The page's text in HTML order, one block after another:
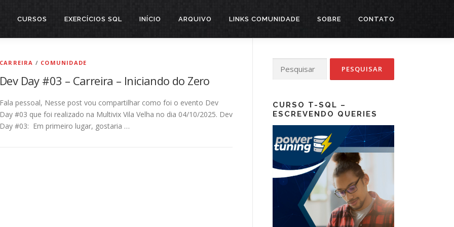
CURSOS EXERCÍCIOS SQL INÍCIO ARQUIVO LINKS COMUNIDADE SOBRE CONTATO
CARREIRA / COMUNIDADE
Dev Day #03 – Carreira – Iniciando do Zero
Fala pessoal, Nesse post vou compartilhar como foi o evento Dev
Day #03 que foi realizado na Multivix Vila Velha no dia 04/10/2025. Dev
Day #03: Em primeiro lugar, gostaria …
por:
CURSO T-SQL –
ESCREVENDO QUERIES